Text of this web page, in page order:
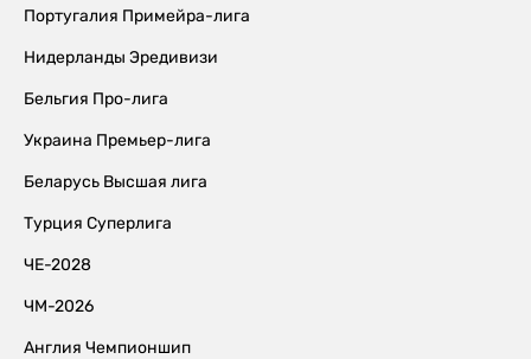
Португалия Примейра-лига
Нидерланды Эредивизи
Бельгия Про-лига
Украина Премьер-лига
Беларусь Высшая лига
Турция Суперлига
ЧЕ-2028
ЧМ-2026
Англия Чемпионшип